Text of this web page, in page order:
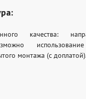
качества:
монтажа (с